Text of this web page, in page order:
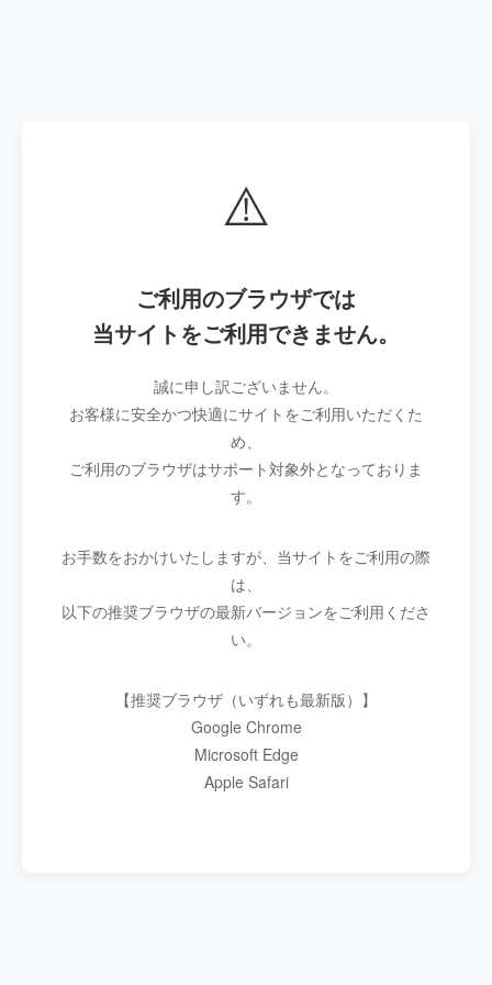
⚠️
ご利用のブラウザでは
当サイトをご利用できません。
誠に申し訳ございません。
お客様に安全かつ快適にサイトをご利用いただくた
め、
ご利用のブラウザはサポート対象外となっておりま
す。
お手数をおかけいたしますが、当サイトをご利用の際
は、
以下の推奨ブラウザの最新バージョンをご利用くださ
い。
【推奨ブラウザ（いずれも最新版）】
Google Chrome
Microsoft Edge
Apple Safari